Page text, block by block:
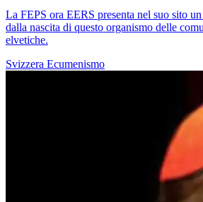
La FEPS ora EERS presenta nel suo sito
dalla nascita di questo organismo delle
elvetiche.
Svizzera Ecumenismo